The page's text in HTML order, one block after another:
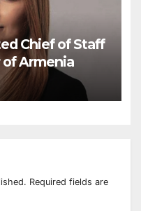
Chief of Staff
Armenia
Required fields are